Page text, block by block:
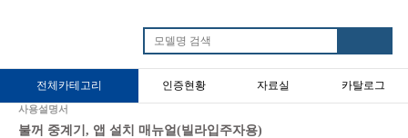
전체카테고리 인증현황 자료실 카탈로그
사용설명서
불꺼 중계기, 앱 설치 매뉴얼(빌라입주자용)